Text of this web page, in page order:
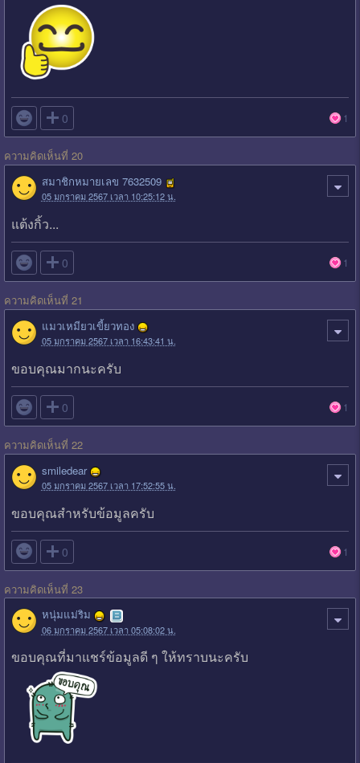
 0 1
ความคิดเห็นที่ 20
สมาชิกหมายเลข 7632509
05 มกราคม 2567 เวลา 10:25:12 น.
แต้งกิ้ว...
 0 1
ความคิดเห็นที่ 21
แมวเหมียวเขี้ยวทอง
05 มกราคม 2567 เวลา 16:43:41 น.
ขอบคุณมากนะครับ
 0 1
ความคิดเห็นที่ 22
smiledear
05 มกราคม 2567 เวลา 17:52:55 น.
ขอบคุณสำหรับข้อมูลครับ
 0 1
ความคิดเห็นที่ 23
หนุ่มแม่ริม
06 มกราคม 2567 เวลา 05:08:02 น.
ขอบคุณที่มาแชร์ข้อมูลดี ๆ ให้ทราบนะครับ